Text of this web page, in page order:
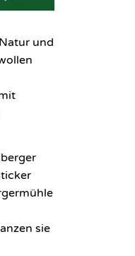
und
sie